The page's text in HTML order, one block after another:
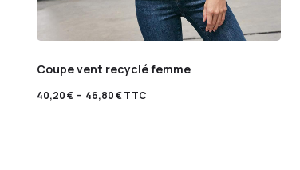
Coupe vent recyclé femme
40,20€ – 46,80€TTC